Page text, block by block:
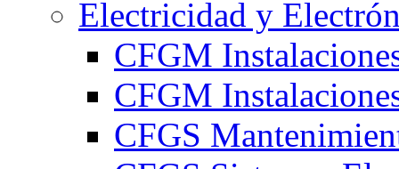
Electricidad y
CFGM
CFGM
CFGS